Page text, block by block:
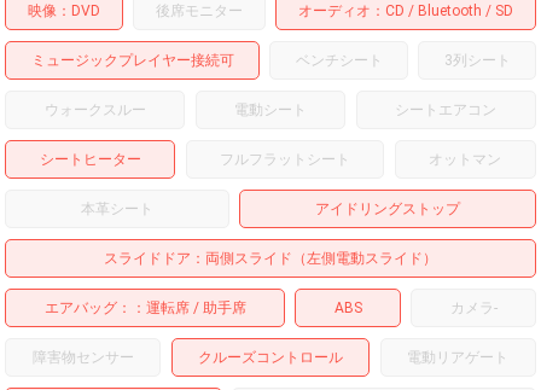
映像 DVD 後席モニター オーディオ CD Bluetooth SD
ミュージックプレイヤー接続可 ベンチシート 3列シート
ウォークスルー 電動シート シートエアコン
シートヒーター フルフラットシート オットマン
本革シート アイドリングストップ
スライドドア 両側スライド（左側電動スライド）
エアバッグ： 運転席 助手席 ABS カメラ-
障害物センサー クルーズコントロール 電動リアゲート